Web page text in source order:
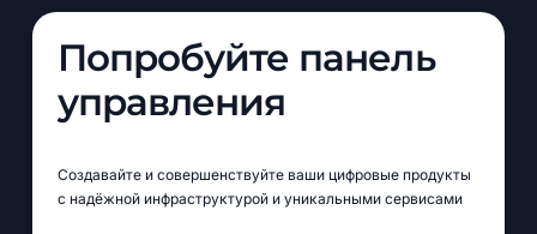
Попробуйте панель
управления
Создавайте и совершенствуйте ваши цифровые продукты
с надёжной инфраструктурой и уникальными сервисами